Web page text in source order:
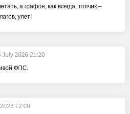
а графон, как всегда, топчик –
улет!
July 2026 21:20
ФПС.
12:00